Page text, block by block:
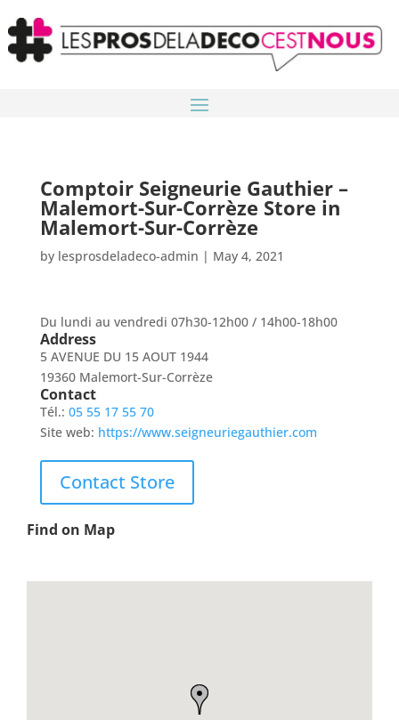
Comptoir Seigneurie Gauthier –
Malemort-Sur-Corrèze Store in
Malemort-Sur-Corrèze
by lesprosdeladeco-admin | May 4, 2021
Du lundi au vendredi 07h30-12h00 / 14h00-18h00
Address
5 AVENUE DU 15 AOUT 1944
19360 Malemort-Sur-Corrèze
Contact
Tél.: 05 55 17 55 70
Site web: https://www.seigneuriegauthier.com
Contact Store
Find on Map